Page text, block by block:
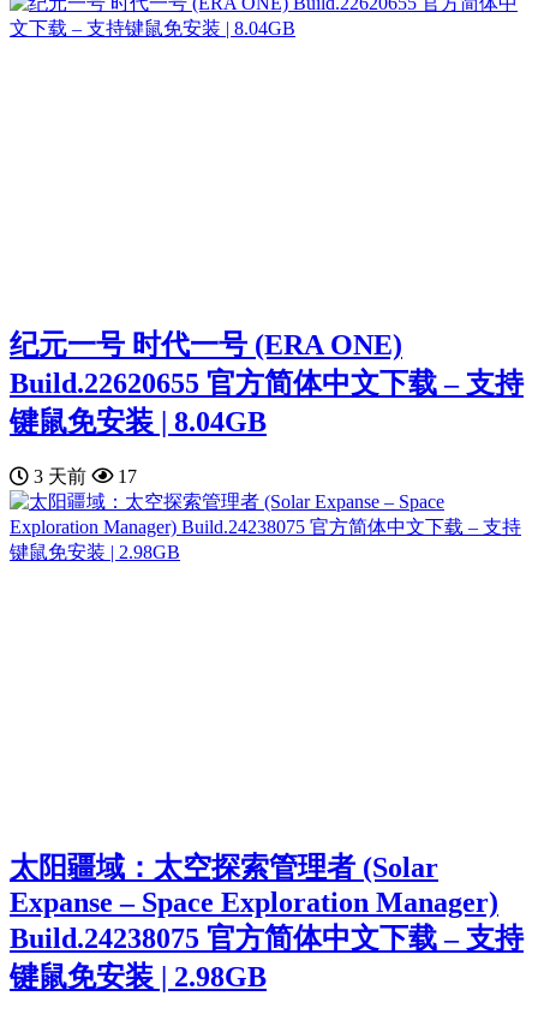
纪元一号 时代一号 (ERA ONE)
Build.22620655 官方简体中文下载 – 支持
键鼠免安装 | 8.04GB
3 天前 17
太阳疆域：太空探索管理者 (Solar
Expanse – Space Exploration Manager)
Build.24238075 官方简体中文下载 – 支持
键鼠免安装 | 2.98GB